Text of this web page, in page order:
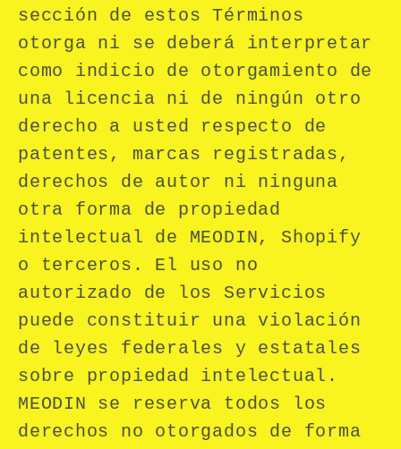
sección de estos Términos
otorga ni se deberá interpretar
como indicio de otorgamiento de
una licencia ni de ningún otro
derecho a usted respecto de
patentes, marcas registradas,
derechos de autor ni ninguna
otra forma de propiedad
intelectual de MEODIN, Shopify
o terceros. El uso no
autorizado de los Servicios
puede constituir una violación
de leyes federales y estatales
sobre propiedad intelectual.
MEODIN se reserva todos los
derechos no otorgados de forma